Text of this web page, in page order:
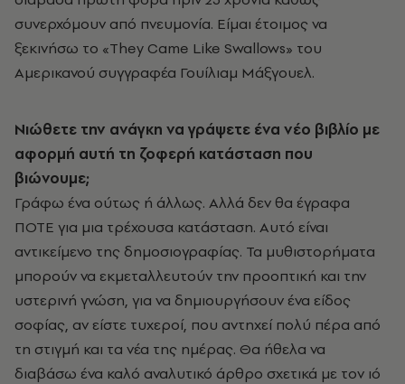
συνερχόμουν από πνευμονία. Είμαι έτοιμος να
ξεκινήσω το «They Came Like Swallows» του
Αμερικανού συγγραφέα Γουίλιαμ Μάξγουελ.
Νιώθετε την ανάγκη να γράψετε ένα νέο βιβλίο με
αφορμή αυτή τη ζοφερή κατάσταση που
βιώνουμε;
Γράφω ένα ούτως ή άλλως. Αλλά δεν θα έγραφα
ΠΟΤΕ για μια τρέχουσα κατάσταση. Αυτό είναι
αντικείμενο της δημοσιογραφίας. Τα μυθιστορήματα
μπορούν να εκμεταλλευτούν την προοπτική και την
υστερινή γνώση, για να δημιουργήσουν ένα είδος
σοφίας, αν είστε τυχεροί, που αντηχεί πολύ πέρα από
τη στιγμή και τα νέα της ημέρας. Θα ήθελα να
διαβάσω ένα καλό αναλυτικό άρθρο σχετικά με τον ιό